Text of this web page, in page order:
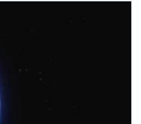
побив власний рекорд із
галактик.
р.